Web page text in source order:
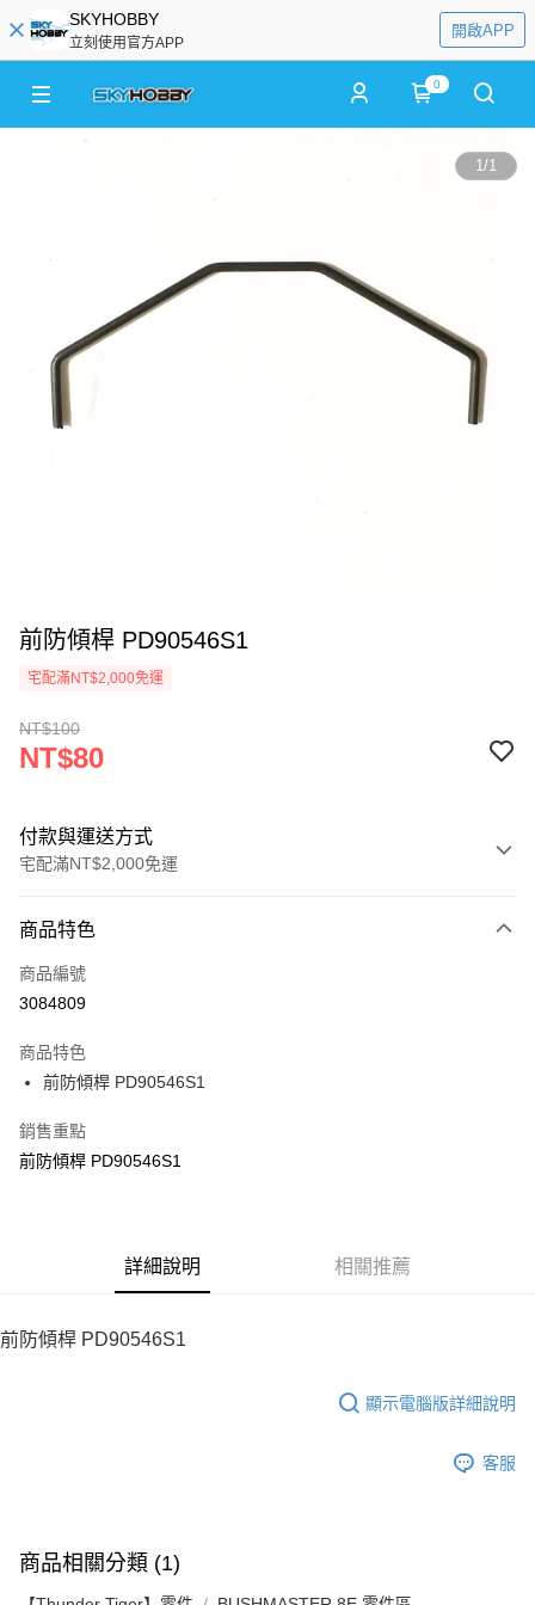
SKYHOBBY
立刻使用官方APP
開啟APP
0
1/1
前防傾桿 PD90546S1
宅配滿NT$2,000免運
NT$100
NT$80
付款與運送方式
宅配滿NT$2,000免運
信用卡一次付款
LINE Pay
街口支付
悠遊付
ATM付款
每筆NT$100，滿NT$2,000(含以上)免運費
商品特色
商品編號
3084809
商品特色
前防傾桿 PD90546S1
銷售重點
前防傾桿 PD90546S1
詳細說明 相關推薦
前防傾桿 PD90546S1
顯示電腦版詳細說明
客服
商品相關分類 (1)